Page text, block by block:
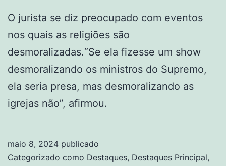
O jurista se diz preocupado com eventos
nos quais as religiões são
desmoralizadas.“Se ela fizesse um show
desmoralizando os ministros do Supremo,
ela seria presa, mas desmoralizando as
igrejas não”, afirmou.
maio 8, 2024 publicado
Categorizado como Destaques, Destaques Principal,